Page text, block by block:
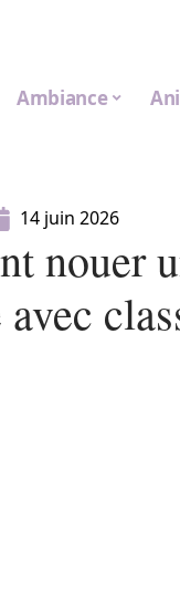
Ambiance
14 juin 2026
nouer